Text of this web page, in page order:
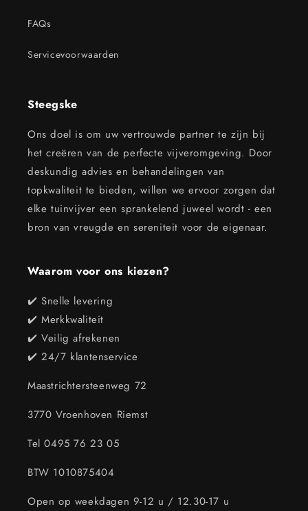
FAQs
Servicevoorwaarden
Steegske
Ons doel is om uw vertrouwde partner te zijn bij
het creëren van de perfecte vijveromgeving. Door
deskundig advies en behandelingen van
topkwaliteit te bieden, willen we ervoor zorgen dat
elke tuinvijver een sprankelend juweel wordt - een
bron van vreugde en sereniteit voor de eigenaar.
Waarom voor ons kiezen?
✔️ Snelle levering
✔️ Merkkwaliteit
✔️ Veilig afrekenen
✔️ 24/7 klantenservice
Maastrichtersteenweg 72
3770 Vroenhoven Riemst
Tel 0495 76 23 05
BTW 1010875404
Open op weekdagen 9-12 u / 12.30-17 u